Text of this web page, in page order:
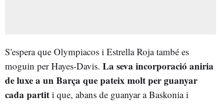
S'espera que Olympiacos i Estrella Roja també es
moguin per Hayes-Davis. La seva incorporació aniria
de luxe a un Barça que pateix molt per guanyar
cada partit i que, abans de guanyar a Baskonia i